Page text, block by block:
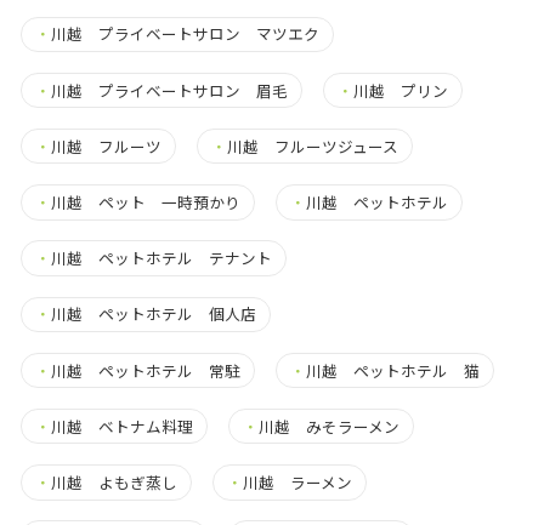
・ 川越 プライベートサロン マツエク
・ 川越 プライベートサロン 眉毛 ・ 川越 プリン
・ 川越 フルーツ ・ 川越 フルーツジュース
・ 川越 ペット 一時預かり ・ 川越 ペットホテル
・ 川越 ペットホテル テナント
・ 川越 ペットホテル 個人店
・ 川越 ペットホテル 常駐 ・ 川越 ペットホテル 猫
・ 川越 ベトナム料理 ・ 川越 みそラーメン
・ 川越 よもぎ蒸し ・ 川越 ラーメン